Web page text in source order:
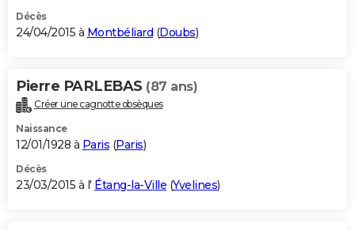
Décès
24/04/2015 à Montbéliard (Doubs)
Pierre PARLEBAS (87 ans)
Créer une cagnotte obsèques
Naissance
12/01/1928 à Paris (Paris)
Décès
23/03/2015 à l' Étang-la-Ville (Yvelines)